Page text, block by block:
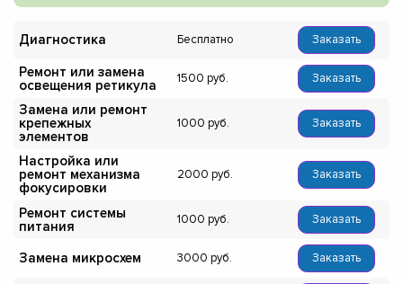
Диагностика Бесплатно Заказать
Ремонт или замена
освещения ретикула
1500 Заказать
Замена или ремонт
крепежных
элементов
1000 Заказать
Настройка или
ремонт механизма
фокусировки
2000 Заказать
Ремонт системы
питания
1000 Заказать
Замена микросхем 3000 Заказать